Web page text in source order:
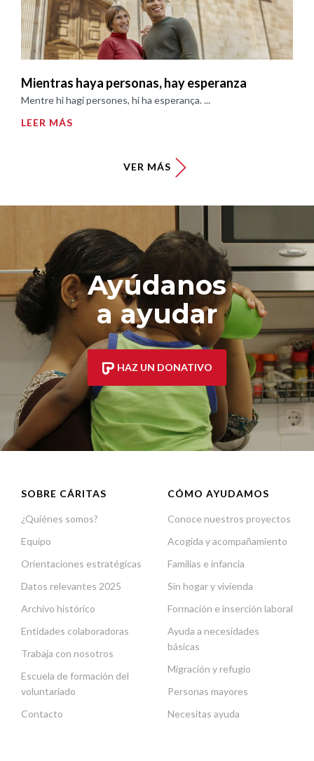
Mientras haya personas, hay esperanza
Mentre hi hagi persones, hi ha esperança. ...
LEER MÁS
VER MÁS
Ayúdanos
a ayudar
HAZ UN DONATIVO
SOBRE CÁRITAS
¿Quiénes somos?
Equipo
Orientaciones estratégicas
Datos relevantes 2025
Archivo histórico
Entidades colaboradoras
Trabaja con nosotros
Escuela de formación del
voluntariado
Contacto
CÓMO AYUDAMOS
Conoce nuestros proyectos
Acogida y acompañamiento
Familias e infancia
Sin hogar y vivienda
Formación e inserción laboral
Ayuda a necesidades
básicas
Migración y refugio
Personas mayores
Necesitas ayuda